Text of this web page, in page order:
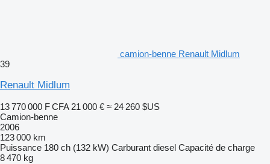
camion-benne Renault Midlum
39
Renault Midlum
13 770 000 F CFA 21 000 € ≈ 24 260 $US
Camion-benne
2006
123 000 km
Puissance 180 ch (132 kW) Carburant diesel Capacité de charge
8 470 kg